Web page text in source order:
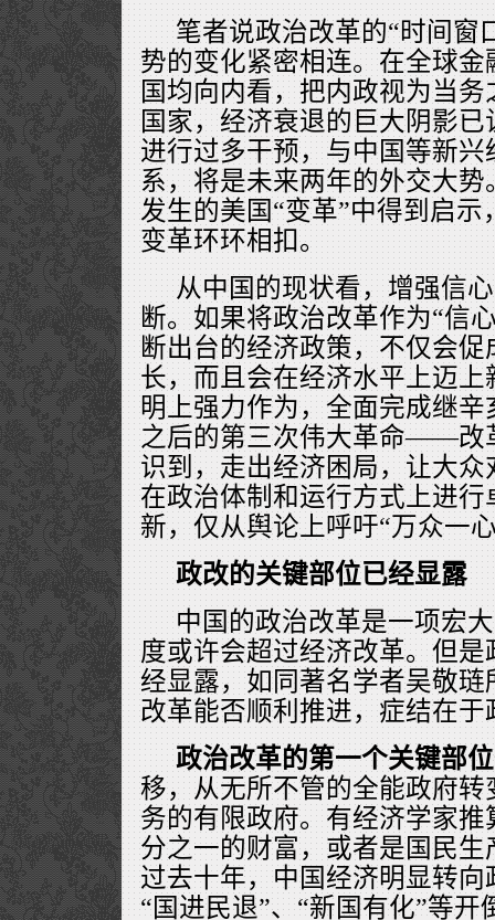
笔者说政治改革的“时间窗
势的变化紧密相连。在全球
国均向内看，把内政视为当
国家，经济衰退的巨大阴影
进行过多干预，与中国等新
系，将是未来两年的外交大
发生的美国“变革”中得到启
变革环环相扣。
从中国的现状看，增强信
断。如果将政治改革作为“信
断出台的经济政策，不仅会
长，而且会在经济水平上迈
明上强力作为，全面完成继
之后的第三次伟大革命——改
识到，走出经济困局，让大
在政治体制和运行方式上进
新，仅从舆论上呼吁“万众一
政改的关键部位已经显露
中国的政治改革是一项宏
度或许会超过经济改革。但
经显露，如同著名学者吴敬
改革能否顺利推进，症结在于
政治改革的第一个关键部位
移，从无所不管的全能政府
务的有限政府。有经济学家推
分之一的财富，或者是国民
过去十年，中国经济明显转
“国进民退”、“新国有化”等